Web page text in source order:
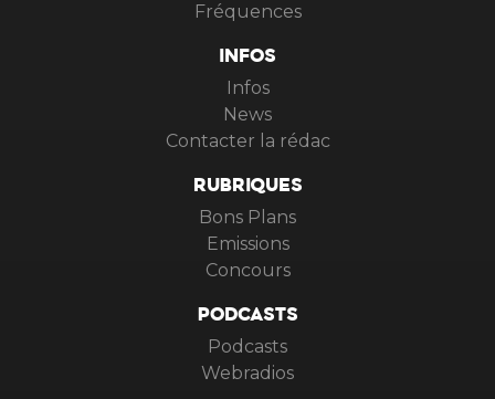
Fréquences
INFOS
Infos
News
Contacter la rédac
RUBRIQUES
Bons Plans
Emissions
Concours
PODCASTS
Podcasts
Webradios